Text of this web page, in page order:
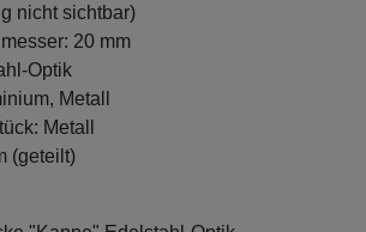
nicht sichtbar)
20 mm
Optik
Metall
Metall
(geteilt)